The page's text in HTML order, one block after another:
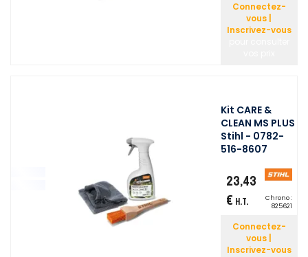
Connectez-
vous |
Inscrivez-vous
Kit CARE &
CLEAN MS PLUS
Stihl - 0782-
516-8607
23,43
€ H.T.
Chrono :
825621
Connectez-
vous |
Inscrivez-vous